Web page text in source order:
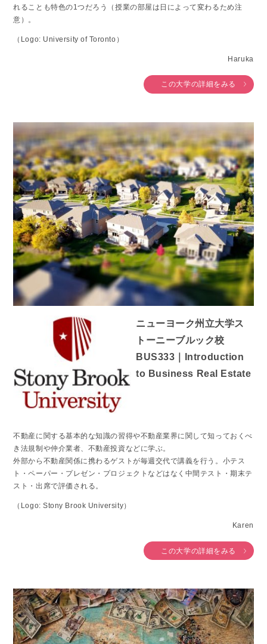
れることも特色の1つだろう（授業の部屋は日によって変わるため注
意）。
（Logo: University of Toronto）
Haruka
この大学の詳細をみる
ニューヨーク州立大学ス
トーニーブルック校
BUS333｜Introduction
to Business Real Estate
不動産に関する基本的な知識の習得や不動産業界に関して知っておくべ
き法規制や仲介業者、不動産投資などに学ぶ。
外部から不動産関係に携わるゲストが毎週交代で講義を行う。小テス
ト・ペーパー・プレゼン・プロジェクトなどはなく中間テスト・期末テ
スト・出席で評価される。
（Logo: Stony Brook University）
Karen
この大学の詳細をみる